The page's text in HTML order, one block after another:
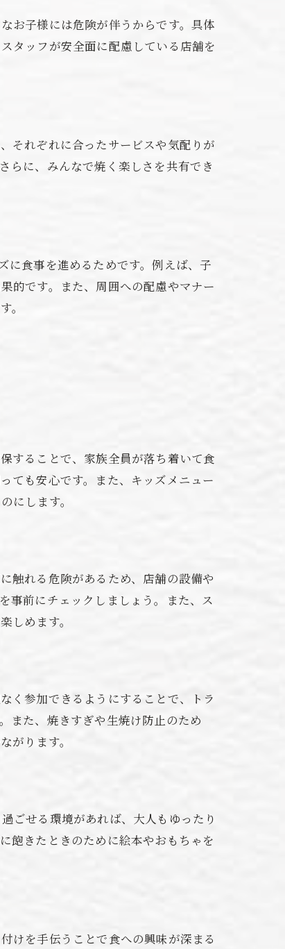
お子様には危険が伴うからです。具体
タッフが安全面に配慮している店舗を
それぞれに合ったサービスや気配りが
らに、みんなで焼く楽しさを共有でき
に食事を進めるためです。例えば、子
的です。また、周囲への配慮やマナー
。
することで、家族全員が落ち着いて食
ても安心です。また、キッズメニュー
にします。
触れる危険があるため、店舗の設備や
事前にチェックしましょう。また、ス
しめます。
く参加できるようにすることで、トラ
また、焼きすぎや生焼け防止のため
がります。
ごせる環境があれば、大人もゆったり
飽きたときのために絵本やおもちゃを
けを手伝うことで食への興味が深まる